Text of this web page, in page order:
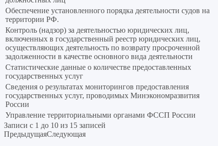
Обеспечение установленного порядка деятельности судов на
территории РФ.
Контроль (надзор) за деятельностью юридических лиц,
включенных в государственный реестр юридических лиц,
осуществляющих деятельность по возврату просроченной
задолженности в качестве основного вида деятельности
Статистические данные о количестве предоставленных
государственных услуг
Сведения о результатах мониторингов предоставления
государственных услуг, проводимых Минэкономразвития
России
Управление территориальными органами ФССП России
Записи с 1 до 10 из 15 записей
ПредыдущаяСледующая